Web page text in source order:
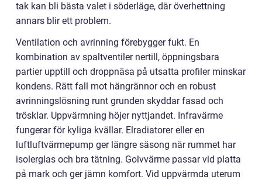
tak kan bli bästa valet i söderläge, där överhettning
annars blir ett problem.
Ventilation och avrinning förebygger fukt. En
kombination av spaltventiler nertill, öppningsbara
partier upptill och droppnäsa på utsatta profiler minskar
kondens. Rätt fall mot hängrännor och en robust
avrinningslösning runt grunden skyddar fasad och
trösklar. Uppvärmning höjer nyttjandet. Infravärme
fungerar för kyliga kvällar. Elradiatorer eller en
luftluftvärmepump ger längre säsong när rummet har
isolerglas och bra tätning. Golvvärme passar vid platta
på mark och ger jämn komfort. Vid uppvärmda uterum